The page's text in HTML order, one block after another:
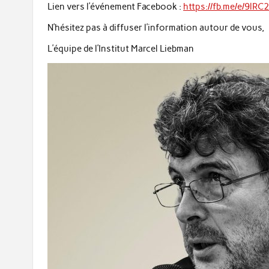
Lien vers l’événement Facebook : https://fb.me/e/
N’hésitez pas à diffuser l’information autour de vous,
L’équipe de l’Institut Marcel Liebman